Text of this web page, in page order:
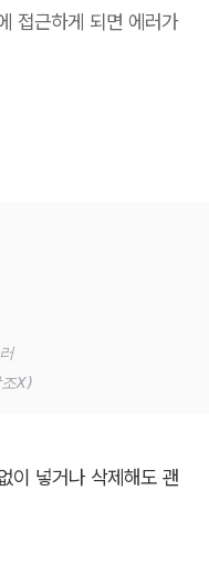
접근하게 되면 에러가
X)
넣거나 삭제해도 괜